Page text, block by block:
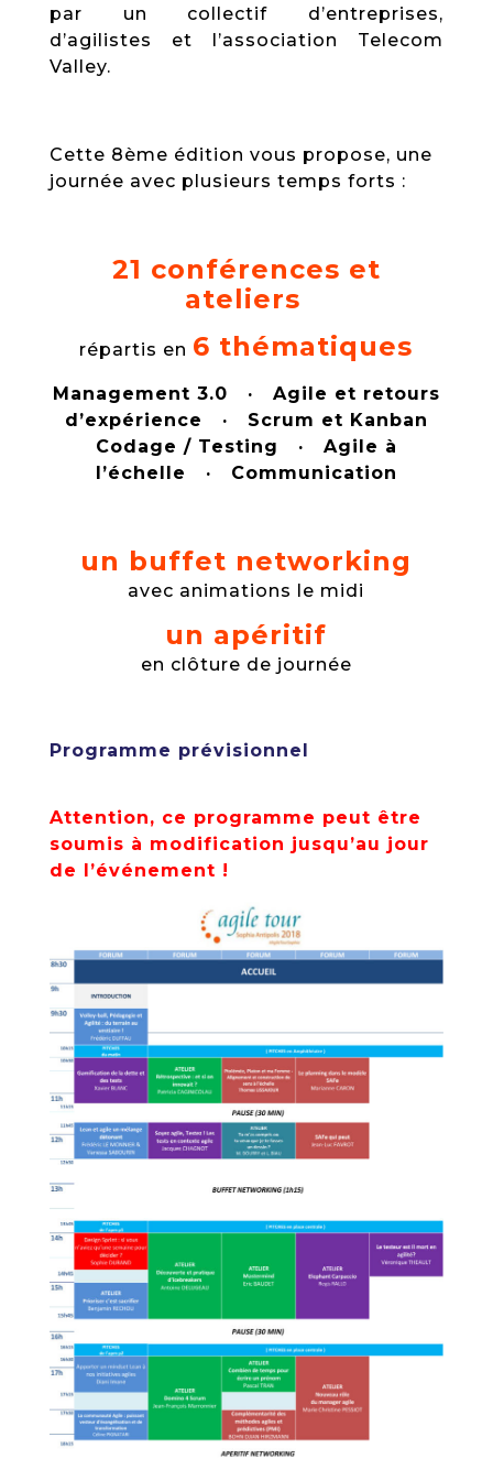
par un collectif d’entreprises,
d’agilistes et l’association Telecom
Valley.
Cette 8ème édition vous propose, une
journée avec plusieurs temps forts :
21 conférences et
ateliers
répartis en 6 thématiques
Management 3.0 · Agile et retours
d’expérience · Scrum et Kanban
Codage / Testing · Agile à
l’échelle · Communication
un buffet networking
avec animations le midi
un apéritif
en clôture de journée
Programme prévisionnel
Attention, ce programme peut être
soumis à modification jusqu’au jour
de l’événement !